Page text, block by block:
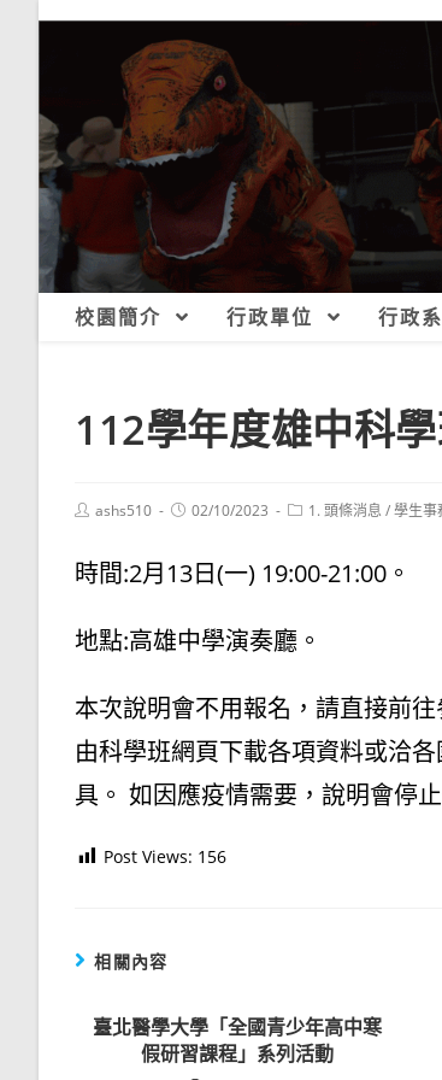
校園簡介 行政單位 行政
112學年度雄中科
Postashs510
Post02/10/2023
Post1. 頭條消息 /學生事
時間:2月13日(一) 19:00-21:00。
地點:高雄中學演奏廳。
本次說明會不用報名，請直接前
由科學班網頁下載各項資料或洽
具。 如因應疫情需要，說明會停
Post Views: 156
相關內容
臺北醫學大學「全國青少年高中寒
假研習課程」系列活動